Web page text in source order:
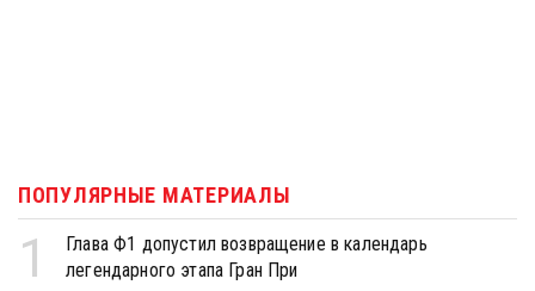
ПОПУЛЯРНЫЕ МАТЕРИАЛЫ
1
Глава Ф1 допустил возвращение в календарь
легендарного этапа Гран При